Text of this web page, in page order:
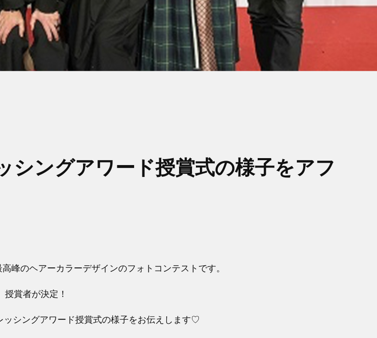
シングアワード授賞式の様子をアフ
峰のヘアーカラーデザインのフォトコンテストです。
賞者が決定！
シングアワード授賞式の様子をお伝えします♡